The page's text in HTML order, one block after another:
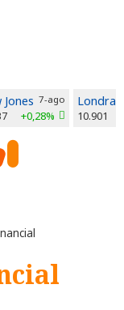
Jones 7-ago
+0,28%
Londra
10.901